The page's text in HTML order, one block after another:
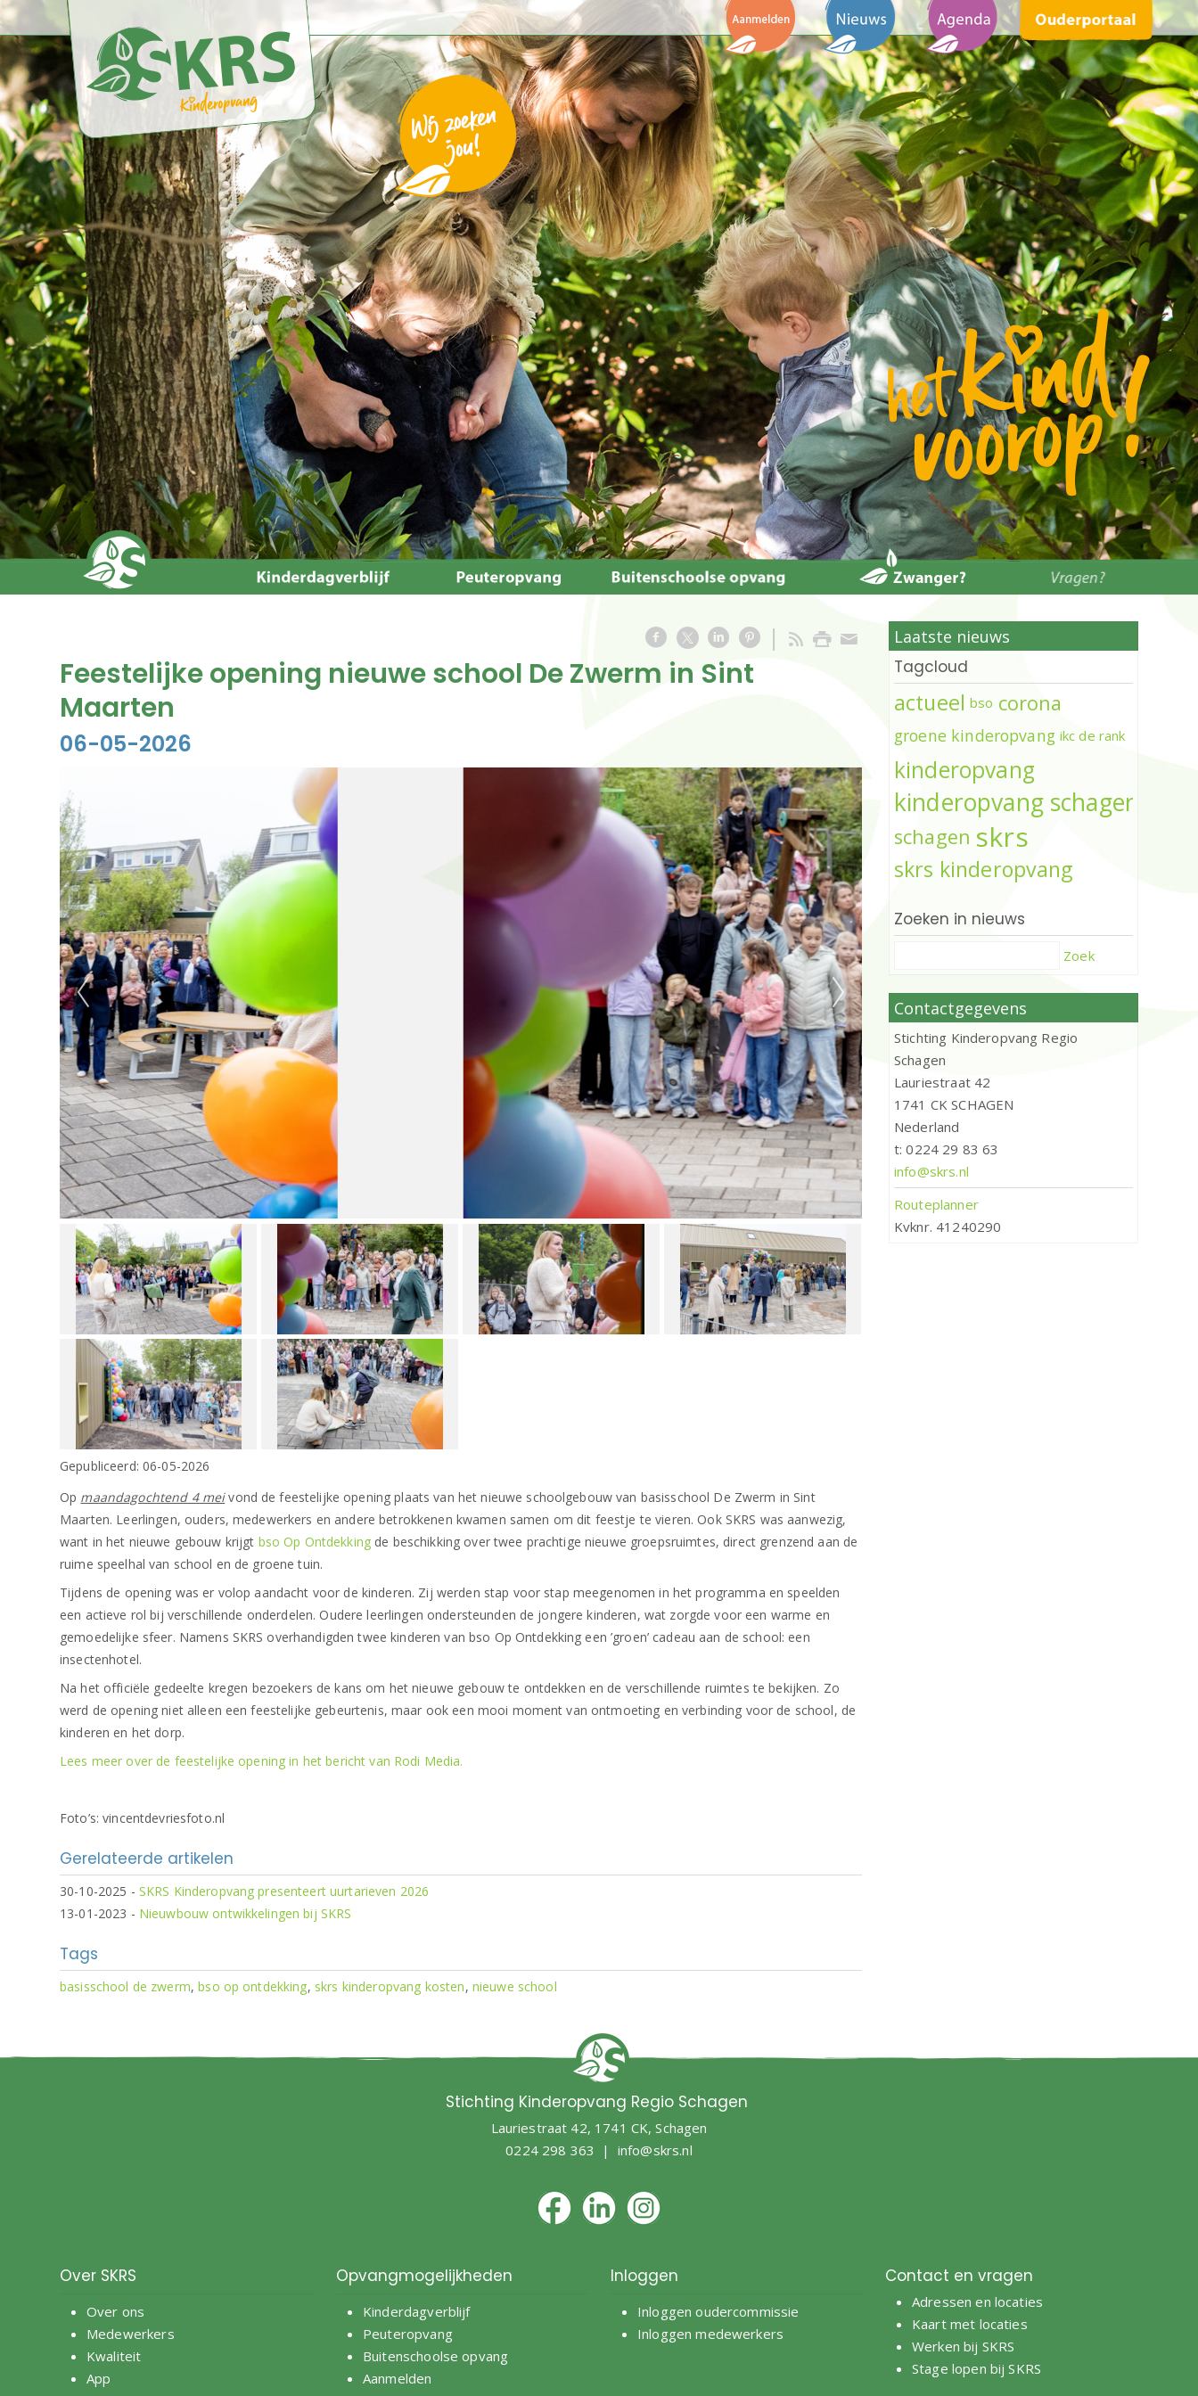
Feestelijke opening nieuwe school De Zwerm in Sint
Maarten
06-05-2026
Gepubliceerd: 06-05-2026
Op maandagochtend 4 meivond de feestelijke opening plaats van het nieuwe schoolgebouw van basisschool De Zwerm in Sint
Maarten. Leerlingen, ouders, medewerkers en andere betrokkenen kwamen samen om dit feestje te vieren. Ook SKRS was aanwezig,
want in het nieuwe gebouw krijgt bso Op Ontdekking de beschikking over twee prachtige nieuwe groepsruimtes, direct grenzend aan de
ruime speelhal van school en de groene tuin.
Tijdens de opening was er volop aandacht voor de kinderen. Zij werden stap voor stap meegenomen in het programma en speelden
een actieve rol bij verschillende onderdelen. Oudere leerlingen ondersteunden de jongere kinderen, wat zorgde voor een warme en
gemoedelijke sfeer. Namens SKRS overhandigden twee kinderen van bso Op Ontdekking een ’groen’ cadeau aan de school: een
insectenhotel.
Na het officiële gedeelte kregen bezoekers de kans om het nieuwe gebouw te ontdekken en de verschillende ruimtes te bekijken. Zo
werd de opening niet alleen een feestelijke gebeurtenis, maar ook een mooi moment van ontmoeting en verbinding voor de school, de
kinderen en het dorp.
Lees meer over de feestelijke opening in het bericht van Rodi Media.
Foto’s: vincentdevriesfoto.nl
Gerelateerde artikelen
30-10-2025 - SKRS Kinderopvang presenteert uurtarieven 2026
13-01-2023 - Nieuwbouw ontwikkelingen bij SKRS
Tags
basisschool de zwerm, bso op ontdekking, skrs kinderopvang kosten, nieuwe school
Laatste nieuws
Tagcloud
actueel bso corona
groene kinderopvang ikc de rank
kinderopvang
kinderopvang schagen
schagen skrs
skrs kinderopvang
Zoeken in nieuws
Zoek
Contactgegevens
Stichting Kinderopvang Regio
Schagen
Lauriestraat 42
1741 CK SCHAGEN
Nederland
t: 0224 29 83 63
info@skrs.nl
Routeplanner
Kvknr. 41240290
Stichting Kinderopvang Regio Schagen
Lauriestraat 42, 1741 CK, Schagen
0224 298 363 | info@skrs.nl
Over SKRS
Over ons
Medewerkers
Kwaliteit
App
Opvangmogelijkheden
Kinderdagverblijf
Peuteropvang
Buitenschoolse opvang
Aanmelden
Inloggen
Inloggen oudercommissie
Inloggen medewerkers
Contact en vragen
Adressen en locaties
Kaart met locaties
Werken bij SKRS
Stage lopen bij SKRS